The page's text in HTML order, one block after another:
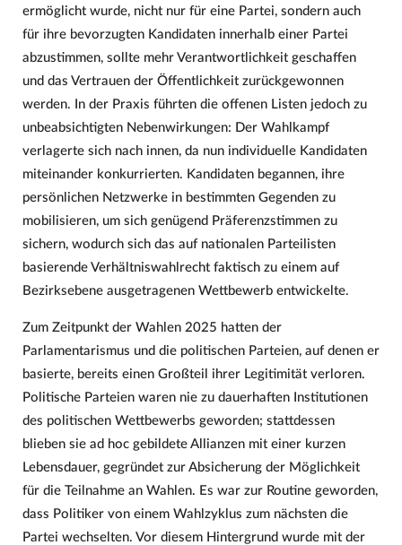
ermöglicht wurde, nicht nur für eine Partei, sondern auch
für ihre bevorzugten Kandidaten innerhalb einer Partei
abzustimmen, sollte mehr Verantwortlichkeit geschaffen
und das Vertrauen der Öffentlichkeit zurückgewonnen
werden. In der Praxis führten die offenen Listen jedoch zu
unbeabsichtigten Nebenwirkungen: Der Wahlkampf
verlagerte sich nach innen, da nun individuelle Kandidaten
miteinander konkurrierten. Kandidaten begannen, ihre
persönlichen Netzwerke in bestimmten Gegenden zu
mobilisieren, um sich genügend Präferenzstimmen zu
sichern, wodurch sich das auf nationalen Parteilisten
basierende Verhältniswahlrecht faktisch zu einem auf
Bezirksebene ausgetragenen Wettbewerb entwickelte.
Zum Zeitpunkt der Wahlen 2025 hatten der
Parlamentarismus und die politischen Parteien, auf denen er
basierte, bereits einen Großteil ihrer Legitimität verloren.
Politische Parteien waren nie zu dauerhaften Institutionen
des politischen Wettbewerbs geworden; stattdessen
blieben sie ad hoc gebildete Allianzen mit einer kurzen
Lebensdauer, gegründet zur Absicherung der Möglichkeit
für die Teilnahme an Wahlen. Es war zur Routine geworden,
dass Politiker von einem Wahlzyklus zum nächsten die
Partei wechselten. Vor diesem Hintergrund wurde mit der